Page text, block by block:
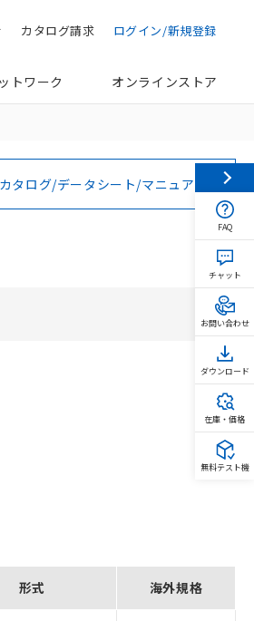
ログイン/新規登録
カタログ請求
トワーク オンラインストア
カタログ/データシート/マニュアル
形式 海外規格
FAQ
チャット
お問い合わせ
ダウンロード
在庫・価格
無料テスト機